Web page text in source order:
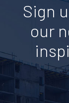
Sign
our